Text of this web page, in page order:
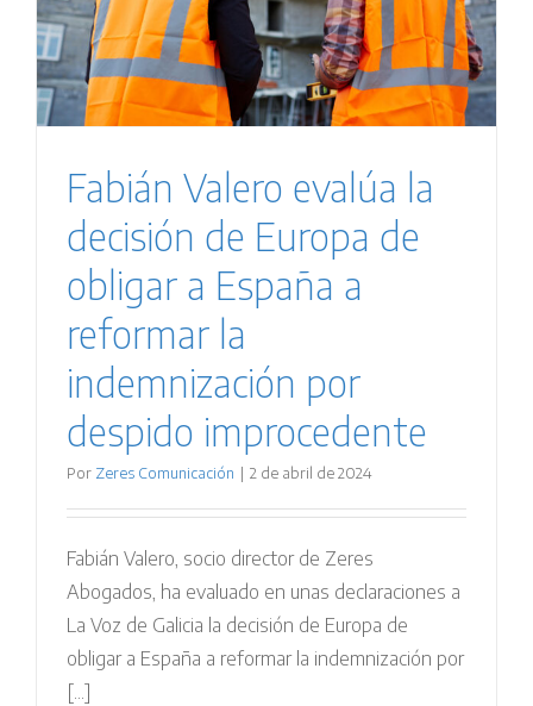
Fabián Valero evalúa la
decisión de Europa de
obligar a España a
reformar la
indemnización por
despido improcedente
Por Zeres Comunicación | 2 de abril de 2024
Fabián Valero, socio director de Zeres
Abogados, ha evaluado en unas declaraciones a
La Voz de Galicia la decisión de Europa de
obligar a España a reformar la indemnización por
[...]